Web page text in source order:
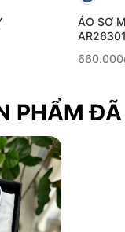
ÁO SƠ
PHẨM